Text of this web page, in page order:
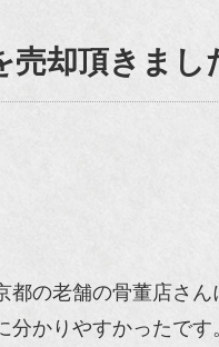
売却頂きま
の老舗の骨董店さん
かりやすかったで